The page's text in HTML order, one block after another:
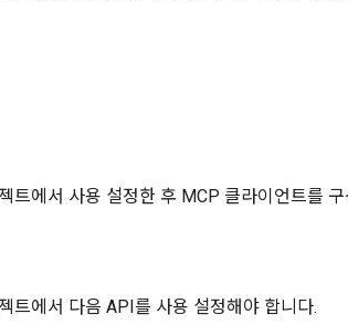
트에서 사용 설정한 후 MCP 클라이언트를
트에서 다음 API를 사용 설정해야 합니다.